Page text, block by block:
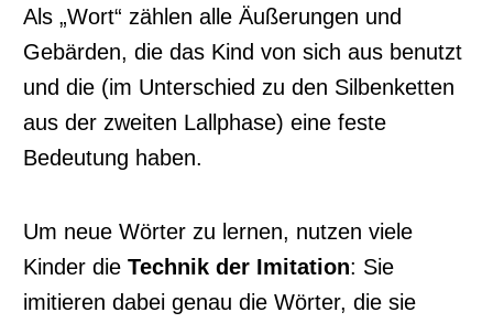
Als „Wort“ zählen alle Äußerungen und
Gebärden, die das Kind von sich aus benutzt
und die (im Unterschied zu den Silbenketten
aus der zweiten Lallphase) eine feste
Bedeutung haben.
Um neue Wörter zu lernen, nutzen viele
Kinder die Technik der Imitation: Sie
imitieren dabei genau die Wörter, die sie